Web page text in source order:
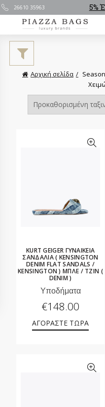
26610 35963 5%
Αρχική σελίδα
KURT GEIGER ΓΥΝΑΙΚΕΙΑ
ΣΑΝΔΑΛΙΑ ( KENSINGTON
DENIM FLAT SANDALS /
KENSINGTON ) ΜΠΛΕ / ΤΖΙΝ (
DENIM )
Υποδήματα
€148.00
ΑΓΟΡΑΣΤΕ ΤΩΡΑ